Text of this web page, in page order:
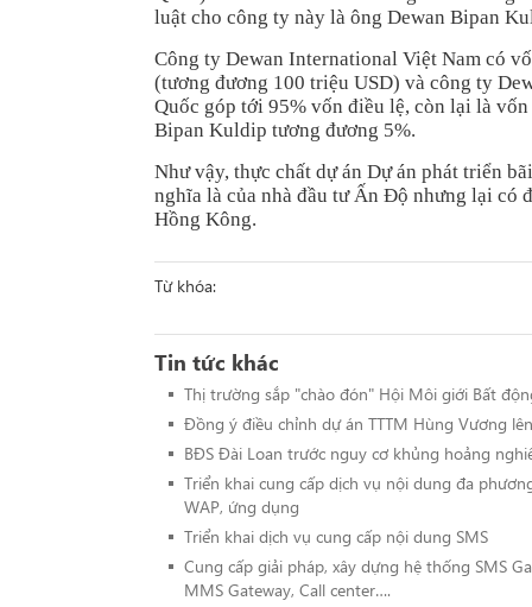
luật cho công ty này là ông Dewan Bipan
Công ty Dewan International Việt Nam có
(tương đương 100 triệu USD) và công ty
Quốc góp tới 95% vốn điều lệ, còn lại là
Bipan Kuldip tương đương 5%.
Như vậy, thực chất dự án Dự án phát triển
nghĩa là của nhà đầu tư Ấn Độ nhưng lại có
Hồng Kông.
Từ khóa:
Tin tức khác
Thị trường sắp "chào đón" Hội Môi giới Bất
Đồng ý điều chỉnh dự án TTTM Hùng Vương
BĐS Đài Loan trước nguy cơ khủng hoảng
Triển khai cung cấp dịch vụ nội dung đa
WAP, ứng dụng
Triển khai dịch vụ cung cấp nội dung SMS
Cung cấp giải pháp, xây dựng hệ thống SMS
MMS Gateway, Call center….